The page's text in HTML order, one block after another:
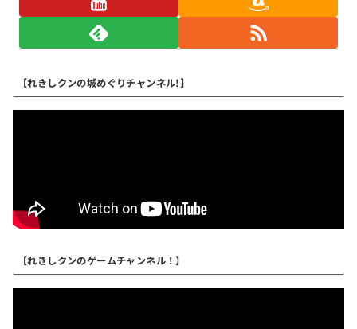
【れきしクンの城めぐりチャンネル!】
【れきしクンのゲームチャンネル！】